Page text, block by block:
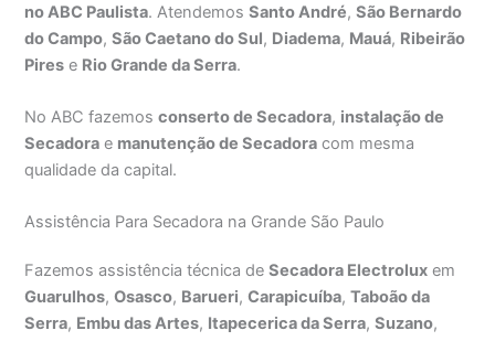
no ABC Paulista. AtendemosSanto André,São Bernardo
do Campo,São Caetano do Sul, Diadema, Mauá, Ribeirão
Pires e Rio Grande da Serra.
No ABC fazemosconserto de Secadora, instalação de
Secadora e manutenção de Secadora com mesma
qualidade da capital.
Assistência Para Secadora na Grande São Paulo
Fazemos assistência técnica deSecadora Electrolux em
Guarulhos,Osasco, Barueri,Carapicuíba,Taboão da
Serra, Embu das Artes, Itapecerica da Serra,Suzano,